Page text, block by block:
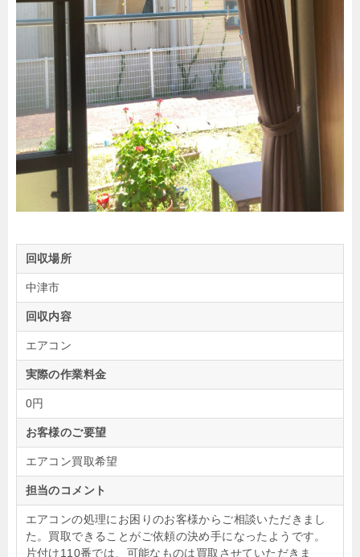
回収場所
中津市
回収内容
エアコン
実際の作業料金
0円
お客様のご要望
エアコン買取希望
担当のコメント
エアコンの処理にお困りのお客様からご相談いただきまし
た。買取できることがご依頼の決め手になったようです。
片付け110番では、可能なものは買取させていただきま